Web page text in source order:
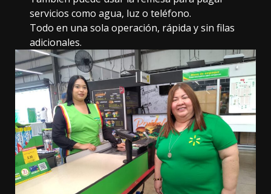
servicios como agua, luz o teléfono.
Todo en una sola operación, rápida y sin filas
adicionales.